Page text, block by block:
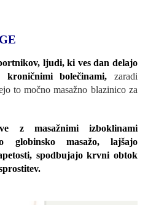
ljudi, ki ves dan delajo
bolečinami, zaradi
to močno masažno blazinico za
z masažnimi izboklinami
globinsko masažo, lajšajo
spodbujajo krvni obtok